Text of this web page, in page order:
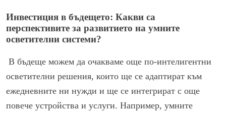
Инвестиция в бъдещето: Какви са
перспективите за развитието на умните
осветителни системи?
В бъдеще можем да очакваме още по-интелигентни
осветителни решения, които ще се адаптират към
ежедневните ни нужди и ще се интегрират с още
повече устройства и услуги. Например, умните